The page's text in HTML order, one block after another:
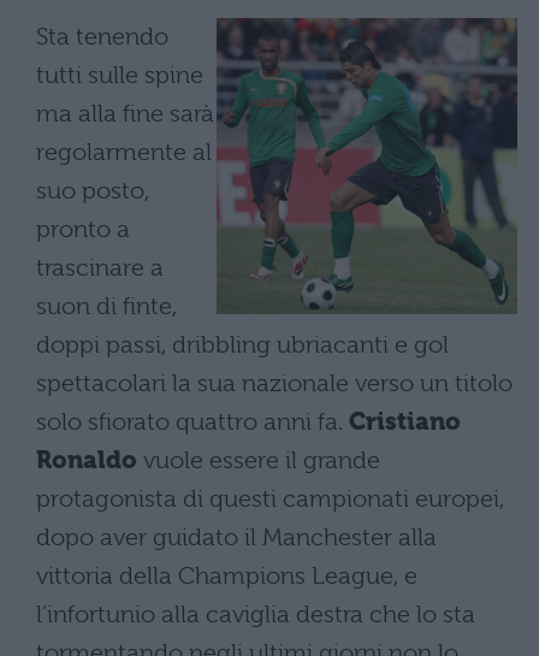
Sta tenendo
tutti sulle spine
ma alla fine sarà
regolarmente al
suo posto,
pronto a
trascinare a
suon di finte,
doppi passi, dribbling ubriacanti e gol
spettacolari la sua nazionale verso un titolo
solo sfiorato quattro anni fa. Cristiano
Ronaldo vuole essere il grande
protagonista di questi campionati europei,
dopo aver guidato il Manchester alla
vittoria della Champions League, e
l’infortunio alla caviglia destra che lo sta